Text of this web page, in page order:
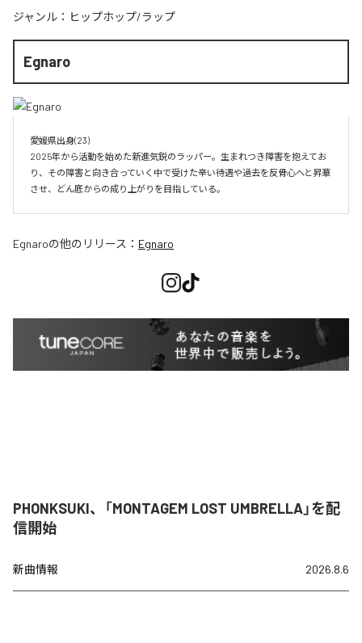
ジャンル： ヒップホップ/ラップ
Egnaro
愛媛県出身(23)
2025年から活動を始めた新進気鋭のラッパー。生まれつき障害を抱えてお
り、その障害と向き合っていく中で受けた辛い待遇や過去を反骨心へと昇華
させ、どん底からの成り上がりを目指している。
Egnaroの他のリリース： Egnaro
PHONKSUKI、「MONTAGEM LOST UMBRELLA」を配
信開始
新曲情報 2026.8.6